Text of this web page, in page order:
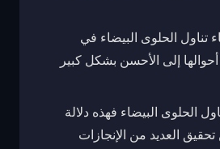
تناول الحلوى البيضاء في
أحوالها إلى الأحسن بشكل كبير
الحلوى البيضاء فهذه دلالة
العديد من الإنجازات